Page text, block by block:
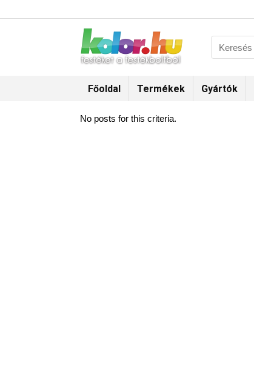
Főoldal Termékek Gyártók
No posts for this criteria.